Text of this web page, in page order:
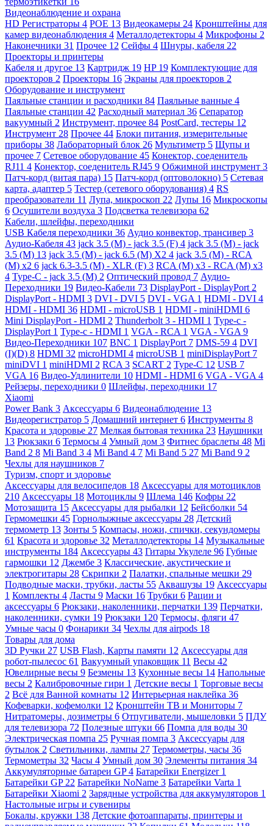
Видеонаблюдение и охрана
HD Регистраторы 4 POE 13 Видеокамеры 24 Кронштейны для
камер видеонаблюдения 4 Металлодетекторы 4 Микрофоны 2
Наконечники 31 Прочее 12 Сейфы 4 Шнуры, кабеля 22
Проекторы и принтеры
Кабеля и другое 13 Картридж 19 HP 19 Комплектующие для
проекторов 2 Проекторы 16 Экраны для проекторов 2
Оборудование и инструмент
Паяльные станции и расходники 84 Паяльные ванные 4
Паяльные станции 42 Расходный материал 36 Сепаратор
вакуумный 2 Инструмент, прочее 84 PostCard, тестеры 12
Инструмент 28 Прочее 44 Блоки питания, измерительные
приборы 38 Лабораторный блок 26 Мультиметр 5 Щупы и
прочее 7 Сетевое оборудование 45 Конектор, соеденитель
RJ11 4 Конектор, соеденитель RJ45 9 Обжимной инструмент 3
Патч-корд (витая пара) 15 Патч-корд (оптоволокно) 5 Сетевая
карта, адаптер 5 Тестер (сетевого оборудования) 4 RS
преобразователи 11 Лупа, микроскоп 22 Лупы 16 Микроскопы
6 Осушители воздуха 3 Подсветка телевизора 62
Кабели, шлейфы, переходники
USB Кабеля переходники 36 Аудио конвектор, трансивер 3
Аудио-Кабеля 43 jack 3.5 (M) - jack 3.5 (F) 4 jack 3.5 (M) - jack
3.5 (M) 13 jack 3.5 (M) - jack 6.5 (M) X2 4 jack 3.5 (M) - RCA
(M) x2 6 jack 6.3-3.5 (M) - XLR (F) 3 RCA (M) x3 - RCA (M) x3
4 Type-C - jack 3.5 (M) 2 Оптический провод 7 Аудио-
Переходники 19 Видео-Кабели 73 DisplayPort - DisplayPort 2
DisplayPort - HDMI 3 DVI - DVI 5 DVI - VGA 1 HDMI - DVI 4
HDMI - HDMI 36 HDMI - microUSB 1 HDMI - miniHDMI 6
Mini DisplayPort - HDMI 2 Thunderbolt 3 - HDMI 1 Type-c -
DisplayPort 1 Type-c - HDMI 1 VGA - RCA 1 VGA - VGA 9
Видео-Переходники 107 BNC 1 DisplayPort 7 DMS-59 4 DVI
(I)(D) 8 HDMI 32 microHDMI 4 microUSB 1 miniDisplayPort 7
miniDVI 1 miniHDMI 2 RCA 3 SCART 2 Type-C 12 USB 7
VGA 16 Видео-Удлинители 10 HDMI - HDMI 6 VGA - VGA 4
Рейзеры, переходники 0 Шлейфы, переходники 17
Xiaomi
Power Bank 3 Аксессуары 6 Видеонаблюдение 13
Видеорегистратор 5 Домашний интернет 6 Инструменты 8
Красота и здоровье 27 Мелкая бытовая техника 23 Наушники
13 Рюкзаки 6 Термосы 4 Умный дом 3 Фитнес браслеты 48 Mi
Band 2 8 Mi Band 3 4 Mi Band 4 7 Mi Band 5 27 Mi Band 9 2
Чехлы для наушников 7
Туризм, спорт и здоровье
Аксессуары для велосипедов 18 Аксессуары для мотоциклов
210 Аксессуары 18 Мотоциклы 9 Шлема 146 Кофры 22
Мотозащита 15 Аксессуары для рыбалки 12 Бейсболки 54
Гермомешки 45 Горнолыжные аксессуары 28 Детский
термометр 13 Зонты 5 Компасы, ножи, спички, секундомеры
61 Красота и здоровье 32 Металлодетекторы 14 Музыкальные
инструменты 184 Аксессуары 43 Гитары Укулеле 96 Губные
гармошки 12 Джембе 3 Классические, акустические и
электрогитары 28 Скрипки 2 Палатки, спальные мешки 29
Подводные маски, трубки, ласты 55 Аквашузы 19 Аксессуары
1 Комплекты 4 Ласты 9 Маски 16 Трубки 6 Рации и
аксессуары 6 Рюкзаки, наколенники, перчатки 139 Перчатки,
наколенники, сумки 19 Рюкзаки 120 Термосы, фляги 47
Умные часы 0 Фонарики 34 Чехлы для airpods 18
Товары для дома
3D Ручки 27 USB Flash, Карты памяти 12 Аксессуары для
робот-пылесос 61 Вакуумный упаковщик 11 Весы 42
Ювелирные весы 9 Безмены 13 Кухонные весы 14 Напольные
весы 2 Калибровочные гири 1 Детские весы 1 Торговые весы
2 Всё для Ванной комнаты 12 Интерьерная наклейка 36
Кофеварки, кофемолки 12 Кронштейн ТВ и Мониторы 7
Нитратомеры, дозиметры 6 Отпугиватели, мышеловки 5 ПДУ
для телевизора 72 Полезные штуки 66 Помпа для воды 30
Электрическая помпа 25 Ручная помпа 3 Аксессуары для
бутылок 2 Светильники, лампы 27 Термометры, часы 36
Термометры 32 Часы 4 Умный дом 30 Элементы питания 34
Аккумуляторные батареи GP4 Батарейки Energizer 1
Батарейки GP 22 Батарейки NoName 3 Батарейки Varta 1
Батарейки Xiaomi 2 Зарядные устройства для аккумуляторов 1
Настольные игры и сувениры
Бокалы, кружки 138 Детские фотоаппараты, принтеры и